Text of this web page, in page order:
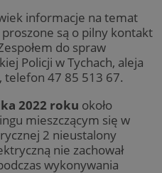
informacje na temat
są o pilny kontakt
do spraw
Policji w Tychach, aleja
telefon 47 85 513 67.
2022 roku około
mieszczącym się w
2 nieustalony
nie zachował
wykonywania